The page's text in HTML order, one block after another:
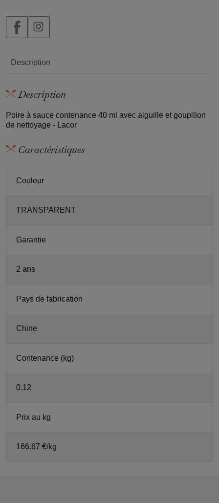
Description
Description
Poire à sauce contenance 40 ml avec aiguille et goupillon
de nettoyage - Lacor
Caractéristiques
Couleur
TRANSPARENT
Garantie
2 ans
Pays de fabrication
Chine
Contenance (kg)
0.12
Prix au kg
166.67 €/kg